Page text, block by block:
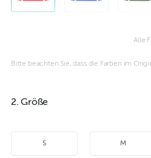
Alle
Bitte beachten Sie, dass die Farben im
2. Größe
S M